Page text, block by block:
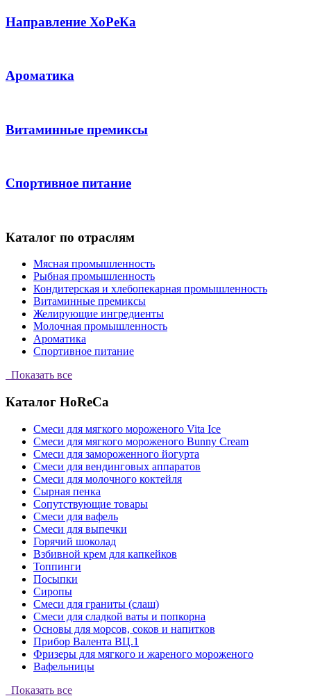
Направление ХоРеКа
Ароматика
Витаминные премиксы
Спортивное питание
Каталог по отраслям
Мясная промышленность
Рыбная промышленность
Кондитерская и хлебопекарная промышленность
Витаминные премиксы
Желирующие ингредиенты
Молочная промышленность
Ароматика
Спортивное питание
Показать все
Каталог HoReCa
Смеси для мягкого мороженого Vita Ice
Смеси для мягкого мороженого Bunny Cream
Смеси для замороженного йогурта
Смеси для вендинговых аппаратов
Смеси для молочного коктейля
Сырная пенка
Сопутствующие товары
Смеси для вафель
Смеси для выпечки
Горячий шоколад
Взбивной крем для капкейков
Топпинги
Посыпки
Сиропы
Смеси для граниты (слаш)
Смеси для сладкой ваты и попкорна
Основы для морсов, соков и напитков
Прибор Валента ВЦ.1
Фризеры для мягкого и жареного мороженого
Вафельницы
Показать все